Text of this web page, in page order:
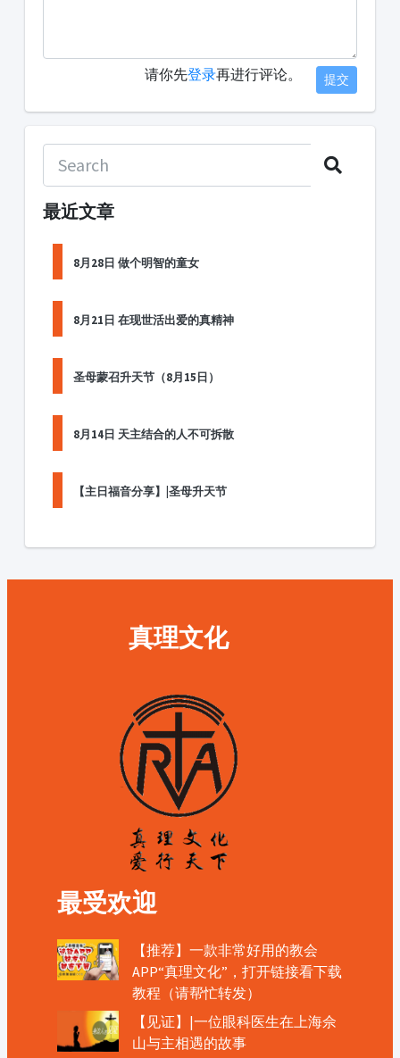
请你先登录再进行评论。 提交
最近文章
8月28日 做个明智的童女
8月21日 在现世活出爱的真精神
圣母蒙召升天节（8月15日）
8月14日 天主结合的人不可拆散
【主日福音分享】|圣母升天节
真理文化
最受欢迎
【推荐】一款非常好用的教会
APP“真理文化”，打开链接看下载
教程（请帮忙转发）
【见证】|一位眼科医生在上海佘
山与主相遇的故事